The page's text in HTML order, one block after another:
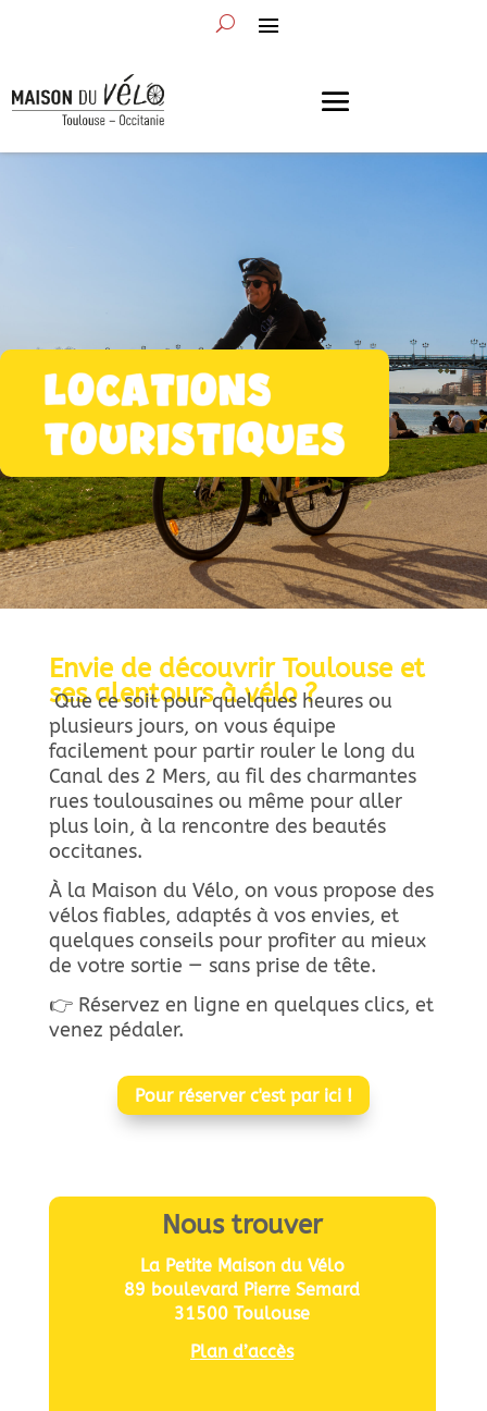
Envie de découvrir Toulouse et
ses alentours à vélo ?
Que ce soit pour quelques heures ou
plusieurs jours, on vous équipe
facilement pour partir rouler le long du
Canal des 2 Mers, au fil des charmantes
rues toulousaines ou même pour aller
plus loin, à la rencontre des beautés
occitanes.
À la Maison du Vélo, on vous propose des
vélos fiables, adaptés à vos envies, et
quelques conseils pour profiter au mieux
de votre sortie — sans prise de tête.
👉 Réservez en ligne en quelques clics, et
venez pédaler.
Pour réserver c'est par ici !
Nous trouver
La Petite Maison du Vélo
89 boulevard Pierre Semard
31500 Toulouse
Plan d’accès